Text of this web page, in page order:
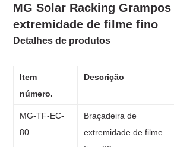
MG Solar RackingGrampos
extremidade de filme fino
Detalhes de produtos
Item
número.
Descrição
MG-TF-EC-
80
Braçadeira de
extremidade de filme